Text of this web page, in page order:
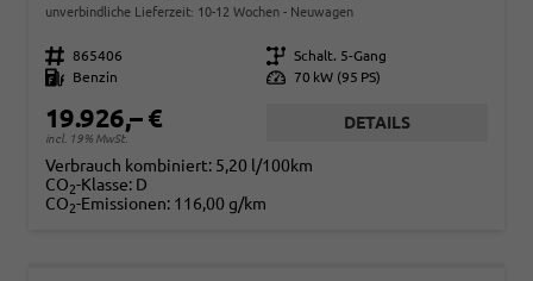
unverbindliche Lieferzeit: 10-12 Wochen Neuwagen
Fahrzeugnr. 865406 Getriebe Schalt. 5-Gang
Kraftstoff
Benzin Leistung 70 kW (95 PS)
19.926,– €
incl. 19% MwSt.
DETAILS
Verbrauch kombiniert: 5,20 l/100km
CO2-Klasse: D
CO2-Emissionen: 116,00 g/km